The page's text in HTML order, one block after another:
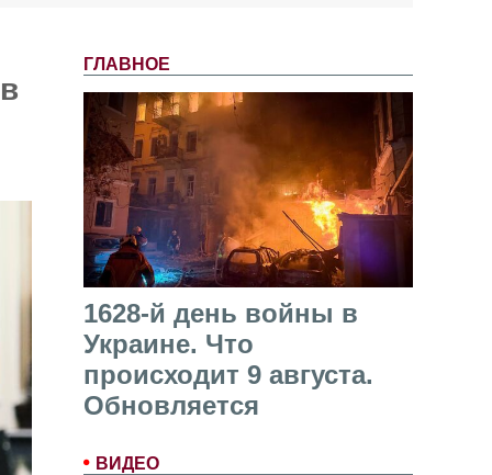
ГЛАВНОЕ
1628-й день войны в
Украине. Что
происходит 9 августа.
Обновляется
ВИДЕО